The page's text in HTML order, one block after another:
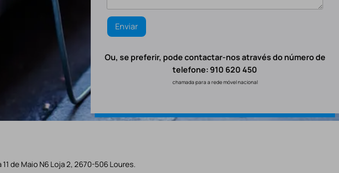
Ou, se preferir, pode contactar-nos através do número de
telefone: 910 620 450
chamada para a rede móvel nacional
de Maio N6 Loja 2, 2670-506 Loures.